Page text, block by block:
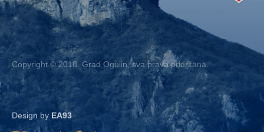
Copyright © 2018. Grad Ogulin, sva prava pridržana.
Design byEA93
Kontakt